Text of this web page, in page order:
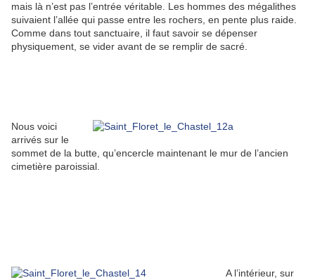
mais là n’est pas l’entrée véritable. Les hommes des mégalithes
suivaient l’allée qui passe entre les rochers, en pente plus raide.
Comme dans tout sanctuaire, il faut savoir se dépenser
physiquement, se vider avant de se remplir de sacré.
Nous voici
arrivés sur le
sommet de la butte, qu’encercle maintenant le mur de l’ancien
cimetière paroissial.
A l’intérieur, sur